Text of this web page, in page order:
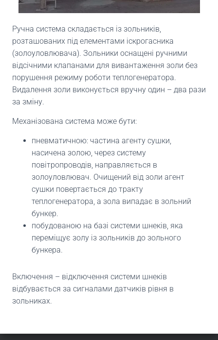
Ручна система складається із зольників,
розташованих під елементами іскрогасника
(золоуловлювача). Зольники оснащені ручними
відсічними клапанами для вивантаження золи без
порушення режиму роботи теплогенератора.
Видалення золи виконується вручну один – два рази
за зміну.
Механізована система може бути:
пневматичною: частина агенту сушки,
насичена золою, через систему
повітропроводів, направляється в
золоуловлювач. Очищений від золи агент
сушки повертається до тракту
теплогенератора, а зола випадає в зольний
бункер.
побудованою на базі системи шнеків, яка
переміщує золу із зольників до зольного
бункера.
Включення – відключення системи шнеків
відбувається за сигналами датчиків рівня в
зольниках.